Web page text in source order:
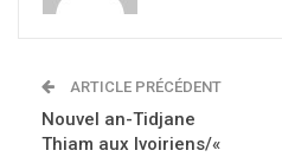
ARTICLE PRÉCÉDENT
Nouvel an-Tidjane
Thiam aux Ivoiriens/«